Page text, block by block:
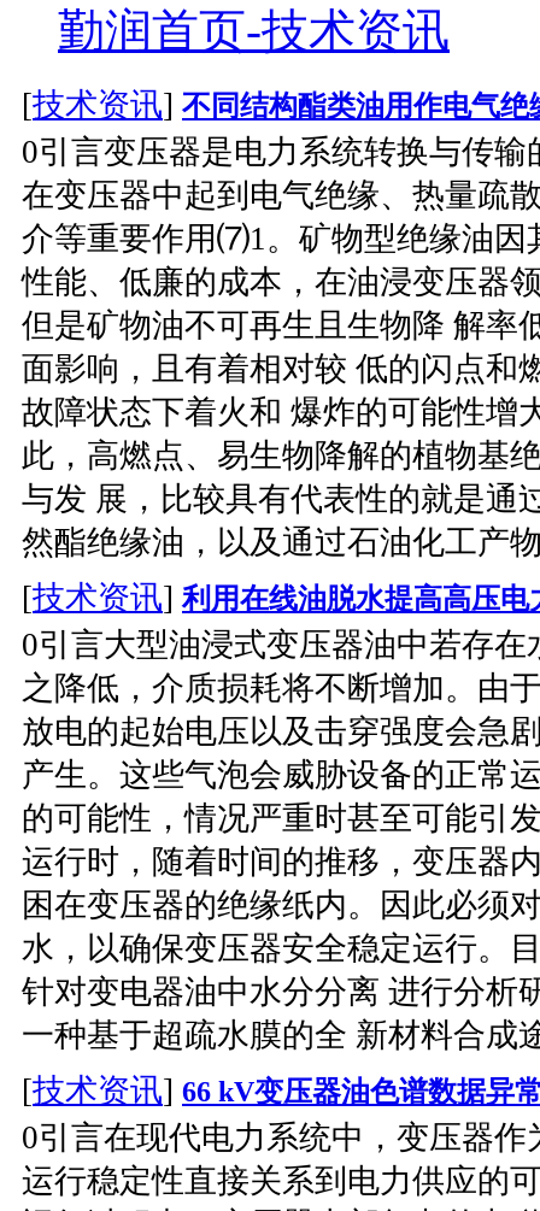
勤润首页-技术资讯
[技术资讯] 不同结构酯类油用作电气绝
0引言变压器是电力系统转换与传
在变压器中起到电气绝缘、热量疏
介等重要作用⑺1。矿物型绝缘油因
性能、低廉的成本，在油浸变压器
但是矿物油不可再生且生物降 解率
面影响，且有着相对较 低的闪点和
故障状态下着火和 爆炸的可能性增
此，高燃点、易生物降解的植物基
与发 展，比较具有代表性的就是通
然酯绝缘油，以及通过石油化工产
[技术资讯]利用在线油脱水提高高压
0引言大型油浸式变压器油中若存
之降低，介质损耗将不断增加。由
放电的起始电压以及击穿强度会急
产生。这些气泡会威胁设备的正常
的可能性，情况严重时甚至可能引
运行时，随着时间的推移，变压器
困在变压器的绝缘纸内。因此必须
水，以确保变压器安全稳定运行。
针对变电器油中水分分离 进行分析
一种基于超疏水膜的全 新材料合成
[技术资讯] 66 kV变压器油色谱数据异
0引言在现代电力系统中，变压器
运行稳定性直接关系到电力供应的